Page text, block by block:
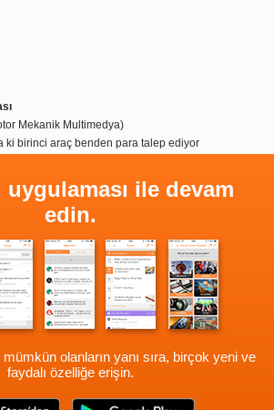
Mekanik Multimedya)
ki birinci araç benden para talep ediyor
uygulaması ile devam
edin.
mümkün olanların yanı sıra, birçok yeni ve
faydalı özelliğe erişin.